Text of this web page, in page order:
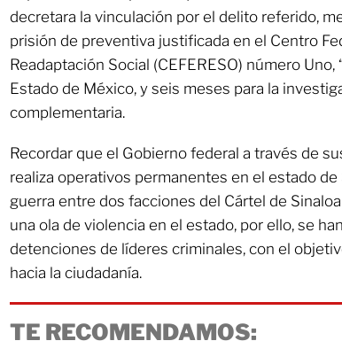
decretara la vinculación por el delito referido,
prisión de preventiva justificada en el Centro
Readaptación Social (CEFERESO) número Uno,
Estado de México, y seis meses para la
complementaria.
Recordar que el Gobierno federal a través de
realiza operativos permanentes en el estado de
guerra entre dos facciones del Cártel de
una ola de violencia en el estado, por ello, se
detenciones de líderes criminales, con el
hacia la ciudadanía.
TE RECOMENDAMOS: